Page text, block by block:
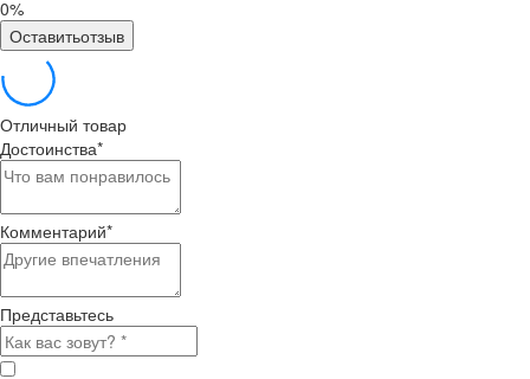
0%
Оставитьотзыв
Отличный товар
Достоинства*
Комментарий*
Представьтесь